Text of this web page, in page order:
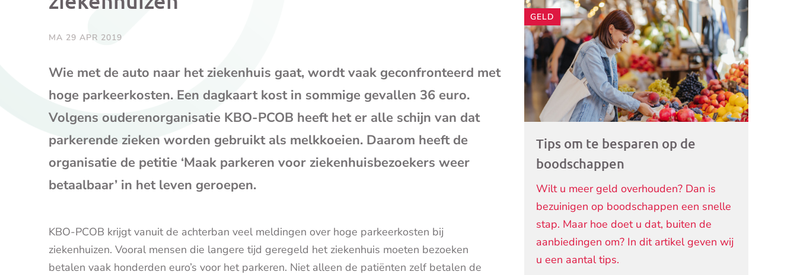
mailprogramma)
MA 29 APR 2019
Wie met de auto naar het ziekenhuis gaat, wordt vaak geconfronteerd met
hoge parkeerkosten. Een dagkaart kost in sommige gevallen 36 euro.
Volgens ouderenorganisatie KBO-PCOB heeft het er alle schijn van dat
parkerende zieken worden gebruikt als melkkoeien. Daarom heeft de
organisatie de petitie ‘Maak parkeren voor ziekenhuisbezoekers weer
betaalbaar’ in het leven geroepen.
KBO-PCOB krijgt vanuit de achterban veel meldingen over hoge parkeerkosten bij
ziekenhuizen. Vooral mensen die langere tijd geregeld het ziekenhuis moeten bezoeken
betalen vaak honderden euro’s voor het parkeren. Niet alleen de patiënten zelf betalen de
GELD
Tips om te besparen op de
boodschappen
Wilt u meer geld overhouden? Dan is
bezuinigen op boodschappen een snelle
stap. Maar hoe doet u dat, buiten de
aanbiedingen om? In dit artikel geven wij
u een aantal tips.